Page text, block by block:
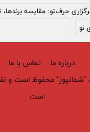
حرف‌تو: مقایسه
نو
درباره ما
تماس با ما
محفوظ است و
است